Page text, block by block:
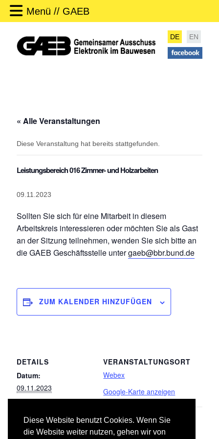
Diese Website benutzt Cookies. Wenn Sie
die Website weiter nutzen, gehen wir von
Menü // GAEB
DE EN
« Alle Veranstaltungen
Diese Veranstaltung hat bereits stattgefunden.
Leistungsbereich 016 Zimmer- und Holzarbeiten
09.11.2023
Sollten Sie sich für eine Mitarbeit in diesem
Arbeitskreis interessieren oder möchten Sie als Gast
an der Sitzung teilnehmen, wenden Sie sich bitte an
die GAEB Geschäftsstelle untergaeb@bbr.bund.de
ZUM KALENDER HINZUFÜGEN
DETAILS
Datum:
09.11.2023
VERANSTALTUNGSORT
Webex
Google-Karte anzeigen
LB 000
Sicherheitseinrichtungen,
LB 045 Gas-, Wasser- und
Entwässerungsanlagen – Ausstattung,